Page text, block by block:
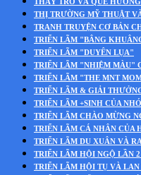
THỊ TRƯỜNG MỸ THUẬT
TRANH TRUYỆN CƠ BẢN
TRIỂN LÃM "BÂNG
TRIỂN LÃM "DUYÊN LỤA"
TRIỂN LÃM "NHIỆM MÀU"
TRIỂN LÃM "THE MNT
TRIỂN LÃM & GIẢI
TRIỂN LÃM +SINH CỦA
TRIỂN LÃM CHÀO MỪNG
TRIỂN LÃM CÁ NHÂN CỦA
TRIỂN LÃM DU XUÂN VÀ
TRIỂN LÃM HỘI NGỘ LẦN
TRIỂN LÃM HỘI TỤ VÀ LAN